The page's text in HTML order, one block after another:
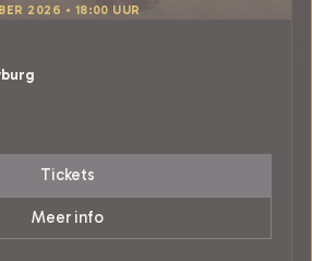
2026 • 18:00 UUR
Tickets
Meer info